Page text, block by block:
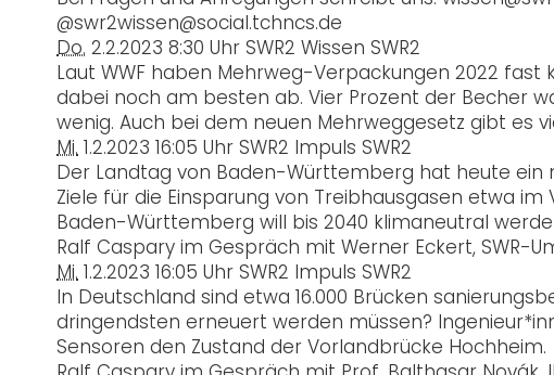
@swr2wissen@social.tchncs.de
Do. 2.2.2023 8:30 Uhr SWR2 Wissen SWR2
Laut WWF haben Mehrweg-Verpackungen 2022
dabei noch am besten ab. Vier Prozent der Becher
wenig. Auch bei dem neuen Mehrweggesetz gibt es
Mi. 1.2.2023 16:05 Uhr SWR2 Impuls SWR2
Der Landtag von Baden-Württemberg hat heute ein
Ziele für die Einsparung von Treibhausgasen etwa
Baden-Württemberg will bis 2040 klimaneutral
Ralf Caspary im Gespräch mit Werner Eckert, SWR-
Mi. 1.2.2023 16:05 Uhr SWR2 Impuls SWR2
In Deutschland sind etwa 16.000 Brücken
dringendsten erneuert werden müssen?
Sensoren den Zustand der Vorlandbrücke Hochheim.